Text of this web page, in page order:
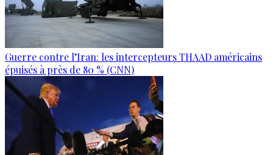
Guerre contre l’Iran: les intercepteurs THAAD américains
épuisés à près de 80 % (CNN)